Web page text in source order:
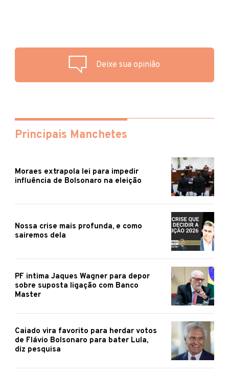
Deixe sua opinião
Principais Manchetes
Moraes extrapola lei para impedir
influência de Bolsonaro na eleição
Nossa crise mais profunda, e como
sairemos dela
PF intima Jaques Wagner para depor
sobre suposta ligação com Banco
Master
Caiado vira favorito para herdar votos
de Flávio Bolsonaro para bater Lula,
diz pesquisa